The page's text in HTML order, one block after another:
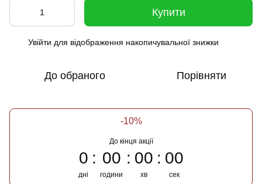
Купити
Увійти для відображення накопичувальної знижки
До обраного Порівняти
-10%
До кінця акції
0
дні
00
години
00
хв
00
сек